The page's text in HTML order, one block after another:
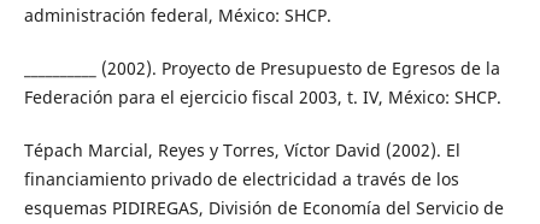
administración federal, México: SHCP.
__________ (2002). Proyecto de Presupuesto de Egresos de la
Federación para el ejercicio fiscal 2003, t. IV, México: SHCP.
Tépach Marcial, Reyes y Torres, Víctor David (2002). El
financiamiento privado de electricidad a través de los
esquemas PIDIREGAS, División de Economía del Servicio de